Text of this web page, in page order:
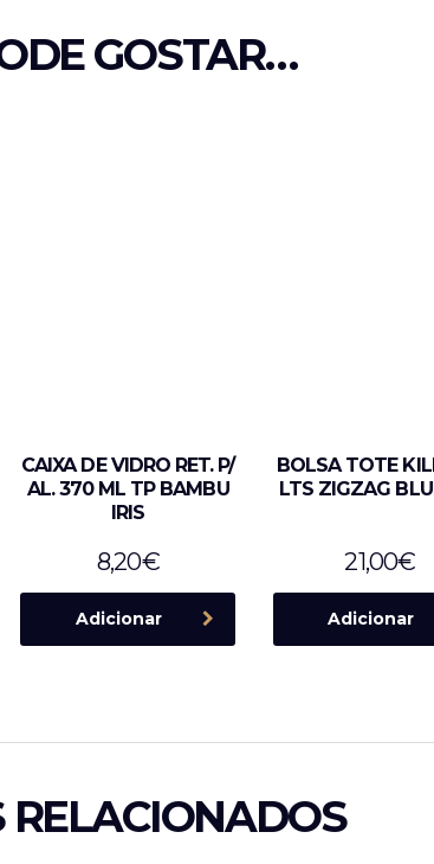
GOSTAR…
CAIXA DE VIDRO RET. P/
AL. 370 ML TP BAMBU
IRIS
8,20€
Adicionar
BOLSA TOTE
LTS ZIGZAG
21,00€
Adicionar
RELACIONADOS